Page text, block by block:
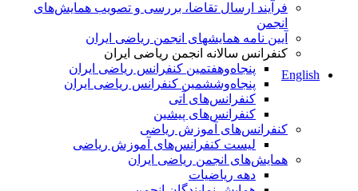
English
فرآیند ارسال تقاضا، بررسی و تصویب همایش‌های
انجمن
آیین نامه همایشهای انجمن ریاضی ایران
کنفرانس‌ سالانه انجمن ریاضی ایران
پنجاه‌و‌هفتمین کنفرانس ریاضی ایران
پنجاه‌و‌ششمین کنفرانس ریاضی ایران
کنفرانس‌های آتی
کنفرانس‎‌های پیشین
کنفرانس‌های آموزش ریاضی
لیست کنفرانس‌های آموزش ریاضی
همایش‌های انجمن ریاضی ایران
دهه ریاضیات